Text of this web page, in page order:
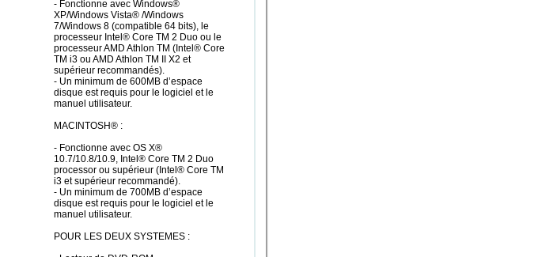
- Fonctionne avec Windows®
XP/Windows Vista® /Windows
7/Windows 8 (compatible 64 bits), le
processeur Intel® Core TM 2 Duo ou le
processeur AMD Athlon TM (Intel® Core
TM i3 ou AMD Athlon TM II X2 et
supérieur recommandés).
- Un minimum de 600MB d’espace
disque est requis pour le logiciel et le
manuel utilisateur.
MACINTOSH® :
- Fonctionne avec OS X®
10.7/10.8/10.9, Intel® Core TM 2 Duo
processor ou supérieur (Intel® Core TM
i3 et supérieur recommandé).
- Un minimum de 700MB d’espace
disque est requis pour le logiciel et le
manuel utilisateur.
POUR LES DEUX SYSTEMES :